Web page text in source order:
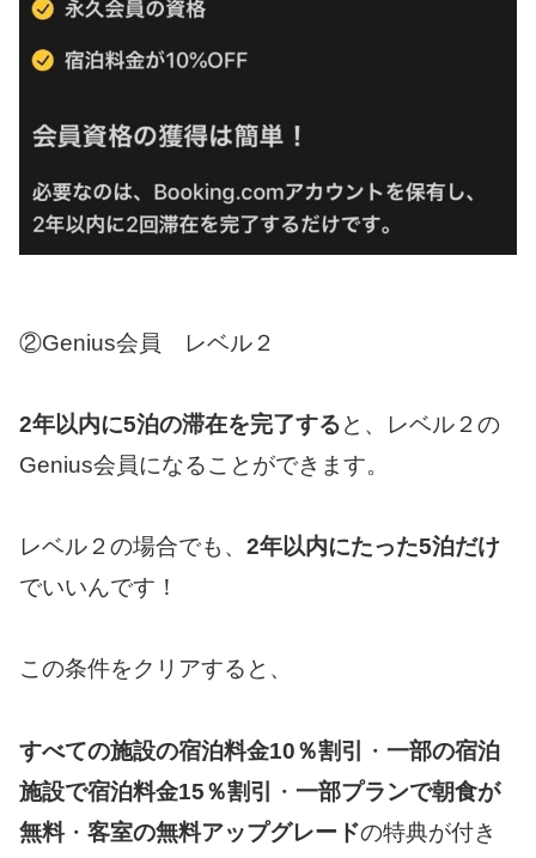
②Genius会員 レベル２
2年以内に5泊の滞在を完了すると、レベル２の
Genius会員になることができます。
レベル２の場合でも、 2年以内にたった5泊だけ
でいいんです！
この条件をクリアすると、
すべての施設の宿泊料金10％割引 ・ 一部の宿泊
施設で宿泊料金15％割引
・ 一部プランで朝食が
無料・ 客室の無料アップグレードの特典が付き